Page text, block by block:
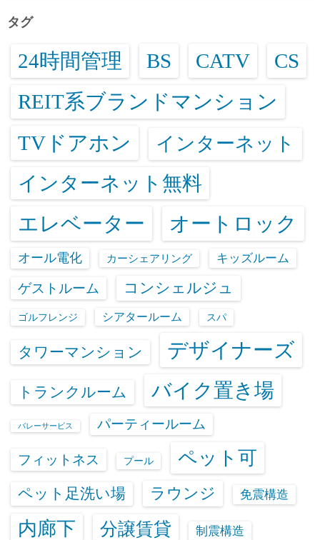
タグ
24時間管理 BS CATV CS
REIT系ブランドマンション
TVドアホン インターネット
インターネット無料
エレベーター オートロック
オール電化 カーシェアリング キッズルーム
ゲストルーム コンシェルジュ
ゴルフレンジ シアタールーム スパ
タワーマンション デザイナーズ
トランクルーム バイク置き場
バレーサービス パーティールーム
フィットネス プール ペット可
ペット足洗い場 ラウンジ 免震構造
内廊下 分譲賃貸 制震構造